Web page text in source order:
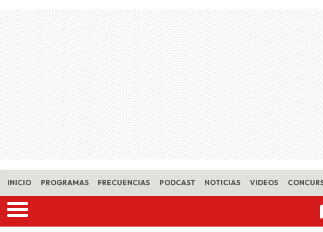
Skip to main content
INICIO PROGRAMAS FRECUENCIAS PODCAST NOTICIAS VIDEOS